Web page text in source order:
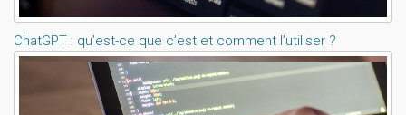
ChatGPT : qu’est-ce que c’est et comment l’utiliser ?